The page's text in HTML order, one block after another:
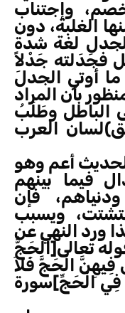
وإجتناب
الغلبة، دون
لغة شدة
فجَدَلته جَدْلاً
أوتي الجدلَ
بأن المراد
الباطل وطَلَبُ
العرب
أعم وهو
فيما بينهم
فإن
ويسبب
ورد النهي عن
تعالى[الْحَجُّ
الْحَجَّ فَلاَ
فِي الْحَجِّ]سورة